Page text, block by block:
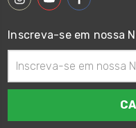
Inscreva-se em nossa
de
email